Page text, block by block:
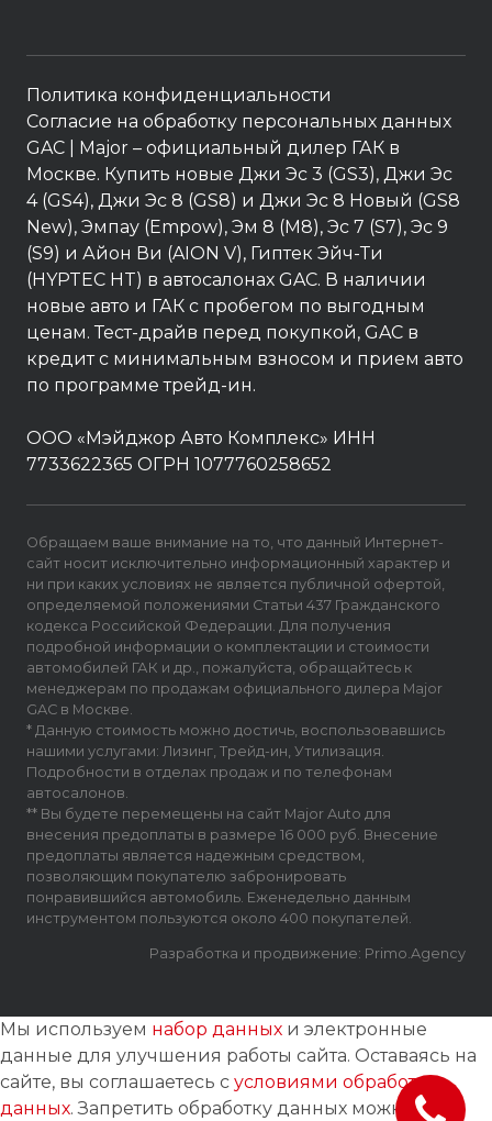
Политика конфиденциальности
Согласие на обработку персональных данных
GAC | Major – официальный дилер ГАК в
Москве. Купить новые Джи Эс 3 (GS3), Джи Эс
4 (GS4), Джи Эс 8 (GS8) и Джи Эс 8 Новый (GS8
New), Эмпау (Empow), Эм 8 (M8), Эс 7 (S7), Эс 9
(S9) и Айон Ви (AION V), Гиптек Эйч-Ти
(HYPTEC HT) в автосалонах GAC. В наличии
новые авто и ГАК с пробегом по выгодным
ценам. Тест-драйв перед покупкой, GAC в
кредит с минимальным взносом и прием авто
по программе трейд-ин.
ООО «Мэйджор Авто Комплекс» ИНН
7733622365 ОГРН 1077760258652
Обращаем ваше внимание на то, что данный Интернет-
сайт носит исключительно информационный характер и
ни при каких условиях не является публичной офертой,
определяемой положениями Статьи 437 Гражданского
кодекса Российской Федерации. Для получения
подробной информации о комплектации и стоимости
автомобилей ГАК и др., пожалуйста, обращайтесь к
менеджерам по продажам официального дилера Major
GAC в Москве.
* Данную стоимость можно достичь, воспользовавшись
нашими услугами: Лизинг, Трейд-ин, Утилизация.
Подробности в отделах продаж и по телефонам
автосалонов.
** Вы будете перемещены на сайт Major Auto для
внесения предоплаты в размере 16 000 руб. Внесение
предоплаты является надежным средством,
позволяющим покупателю забронировать
понравившийся автомобиль. Еженедельно данным
инструментом пользуются около 400 покупателей.
Разработка и продвижение: Primo.Agency
Мы используем набор данных и электронные
данные для улучшения работы сайта. Оставаясь на
сайте, вы соглашаетесь с условиями обработки
данных. Запретить обработку данных можно